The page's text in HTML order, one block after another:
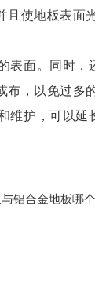
使地板表面光
面。同时，
，以免过多
护，可以延
铝合金地板哪